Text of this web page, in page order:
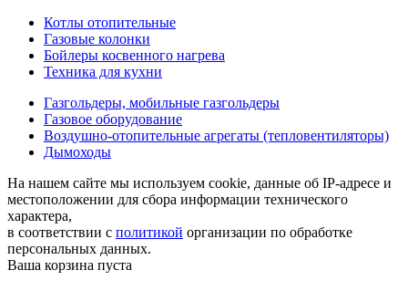
Котлы отопительные
Газовые колонки
Бойлеры косвенного нагрева
Техника для кухни
Газгольдеры, мобильные газгольдеры
Газовое оборудование
Воздушно-отопительные агрегаты (тепловентиляторы)
Дымоходы
На нашем сайте мы используем cookie, данные об IP-адресе и
местоположении для сбора информации технического
характера,
в соответствии с политикой организации по обработке
персональных данных.
Ваша корзина пуста